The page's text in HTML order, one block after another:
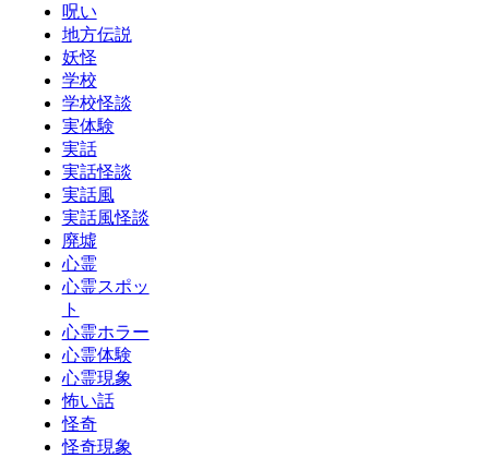
呪い
地方伝説
妖怪
学校
学校怪談
実体験
実話
実話怪談
実話風
実話風怪談
廃墟
心霊
心霊スポッ
ト
心霊ホラー
心霊体験
心霊現象
怖い話
怪奇
怪奇現象